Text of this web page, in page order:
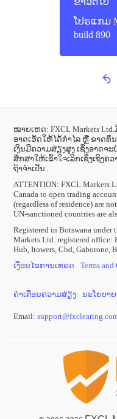
ໂປຣແກມ
build 890
ໝາຍເຫດ: FXCL Markets
ອາດເຮັດໃຫ້ໄດ້ກຳໄລ ຫຼື ຂາດ
ເງິນມີຄວາມສ່ຽງສູງ ເຊິ່ງອາດຈ
ສຶກສາໃຫ້ເຂົ້າໃຈເລິກເຊິ່ງເຖິງ
ຖ້າຈຳເປັນ..
ATTENTION: FXCL Markets
Canada to open trading
(regardless of residence) are
UN-sanctioned countries are
Registered in Botswana
Markets Ltd. registered office:
Hub, Itowers, Cbd, Gaborone,
ເງື່ອນໄຂການເທຣດ
Terms
ຄຳເຕືອນຄວາມສ່ຽງ ນະໂຍບາ
Email:support@fxclearing.